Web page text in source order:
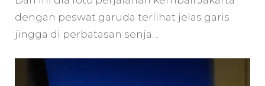
dengan peswat garuda terlihat jelas garis
jingga di perbatasan senja…